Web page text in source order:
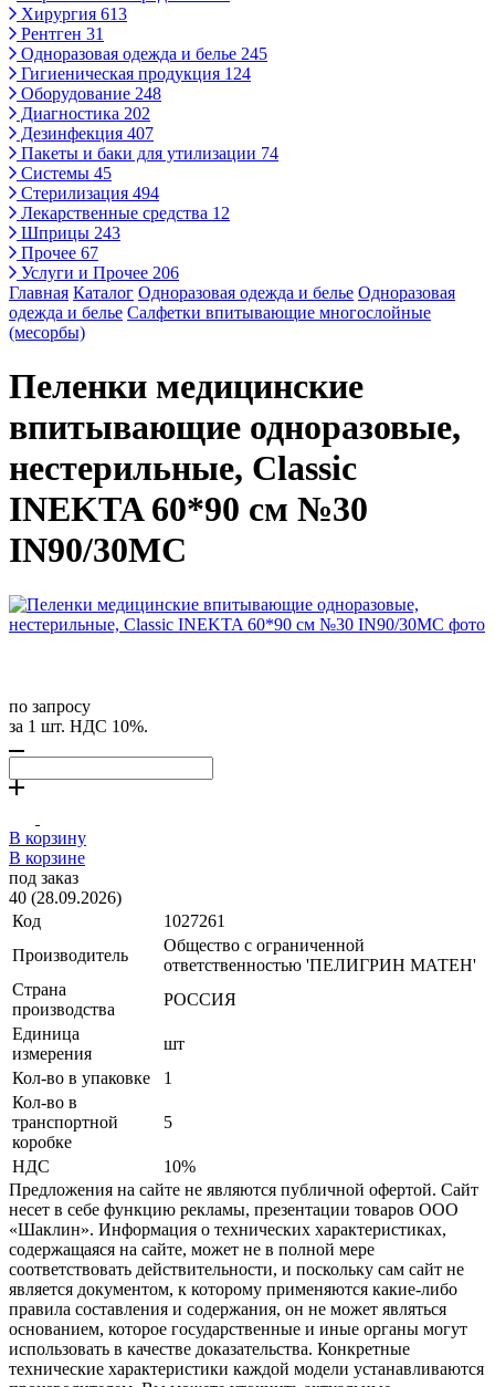
Хирургия 613
Рентген 31
Одноразовая одежда и белье 245
Гигиеническая продукция 124
Оборудование 248
Диагностика 202
Дезинфекция 407
Пакеты и баки для утилизации 74
Системы 45
Стерилизация 494
Лекарственные средства 12
Шприцы 243
Прочее 67
Услуги и Прочее 206
Главная Каталог Одноразовая одежда и белье Одноразовая
одежда и белье Салфетки впитывающие многослойные
(месорбы)
Пеленки медицинские
впитывающие одноразовые,
нестерильные, Classic
INEKTA 60*90 см №30
IN90/30MC
по запросу
за 1 шт. НДС 10%.
В корзину
В корзине
под заказ
40 (28.09.2026)
Код
1027261
Производитель
Общество с ограниченной
ответственностью 'ПЕЛИГРИН МАТЕН'
Страна
производства
РОССИЯ
Единица
измерения
шт
Кол-во в упаковке
1
Кол-во в
транспортной
коробке
5
НДС
10%
Предложения на сайте не являются публичной офертой. Сайт
несет в себе функцию рекламы, презентации товаров ООО
«Шаклин». Информация о технических характеристиках,
содержащаяся на сайте, может не в полной мере
соответствовать действительности, и поскольку сам сайт не
является документом, к которому применяются какие-либо
правила составления и содержания, он не может являться
основанием, которое государственные и иные органы могут
использовать в качестве доказательства. Конкретные
технические характеристики каждой модели устанавливаются